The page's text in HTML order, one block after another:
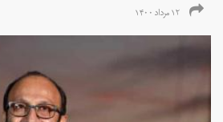
۱۲ مرداد ۱۴۰۰